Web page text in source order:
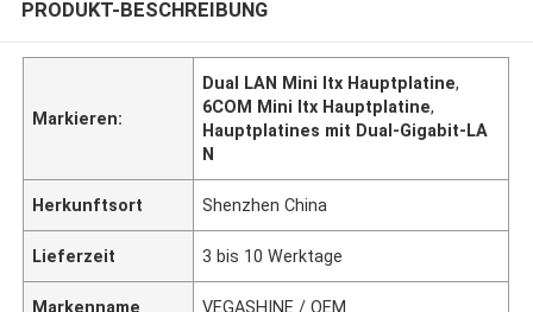
PRODUKT-BESCHREIBUNG
Markieren:
Dual LAN Mini Itx Hauptplatine,
6COM Mini Itx Hauptplatine,
Hauptplatines mit Dual-Gigabit-LA
N
Herkunftsort Shenzhen China
Lieferzeit 3 bis 10 Werktage
Markenname VEGASHINE / OEM